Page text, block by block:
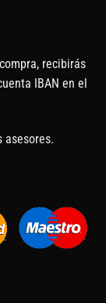
recibirás
IBAN en el
asesores.